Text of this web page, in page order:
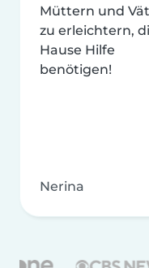
Müttern und
zu erleichtern,
Hause Hilfe
benötigen!
Nerina